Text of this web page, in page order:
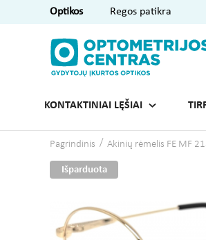
Optikos Regos patikra
KONTAKTINIAI LĘŠIAI
Pagrindinis Akinių rėmelis FE MF
Išparduota